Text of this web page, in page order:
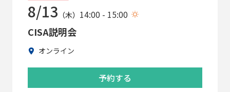
8/13 （木） 14:00 - 15:00
CISA説明会
オンライン
予約する